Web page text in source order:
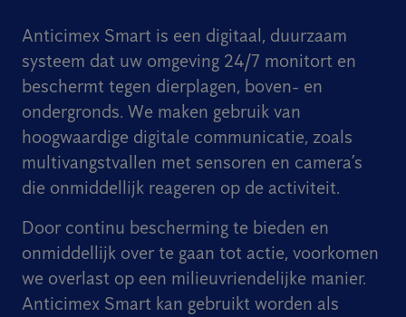
Anticimex Smart is een digitaal, duurzaam
systeem dat uw omgeving 24/7 monitort en
beschermt tegen dierplagen, boven- en
ondergronds. We maken gebruik van
hoogwaardige digitale communicatie, zoals
multivangstvallen met sensoren en camera’s
die onmiddellijk reageren op de activiteit.
Door continu bescherming te bieden en
onmiddellijk over te gaan tot actie, voorkomen
we overlast op een milieuvriendelijke manier.
Anticimex Smart kan gebruikt worden als